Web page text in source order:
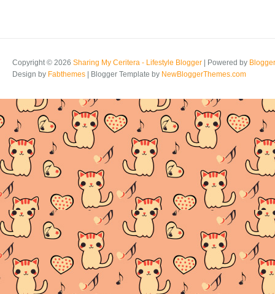
Copyright © 2026 Sharing My Ceritera - Lifestyle Blogger | Powered by Blogger
Design by Fabthemes | Blogger Template by NewBloggerThemes.com